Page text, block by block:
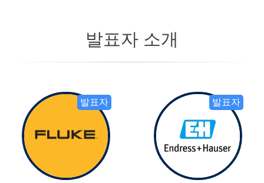
발표자 소개
발표자 발표자